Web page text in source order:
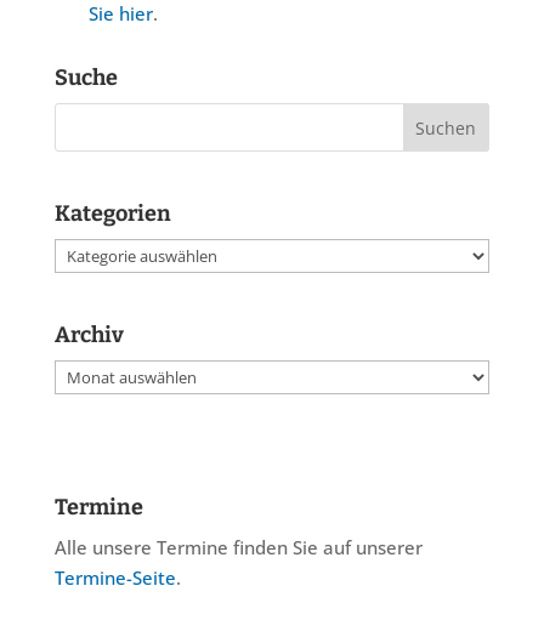
Sie hier.
Suche
Kategorien
Kategorien
Archiv
Archiv
Termine
Alle unsere Termine finden Sie auf unserer
Termine-Seite.